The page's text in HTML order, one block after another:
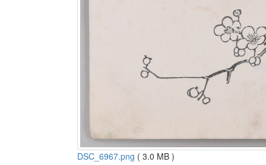
DSC_6967.png ( 3.0 MB )